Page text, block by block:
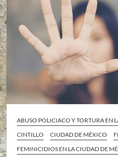
ABUSO POLICIACO Y TORTURA EN
CINTILLO
CIUDAD DE MÉXICO
FEMINICIDIOS EN LA CIUDAD DE